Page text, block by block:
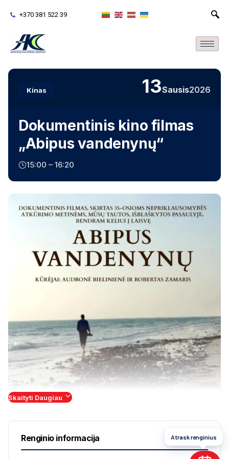
+370 381 522 39
Kinas 13Sausis2026
Dokumentinis kino filmas
„Abipus vandenynų“
15:00 – 16:20
Skaityti Daugiau
Renginio informacija Atrask renginius